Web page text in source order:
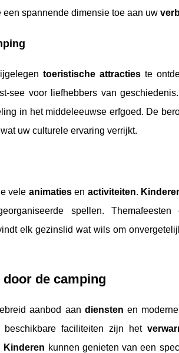
spannende dimensie toe aan uw
toeristische attractieste
see voor liefhebbers van
in het middeleeuwse erfgoed. De
uw culturele ervaring verrijkt.
vele animatiesen activiteiten.
spellen. Themafeesten
elk gezinslid wat wils om
de camping
aanbod aan diensten en moderne
faciliteiten zijn het
Kinderen kunnen genieten van een